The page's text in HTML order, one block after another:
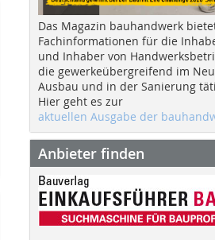
Das Magazin bauhandwerk
Fachinformationen für die
und Inhaber von
die gewerkeübergreifend im
Ausbau und in der Sanierung
Hier geht es zur
aktuellen Ausgabe der
Anbieter finden